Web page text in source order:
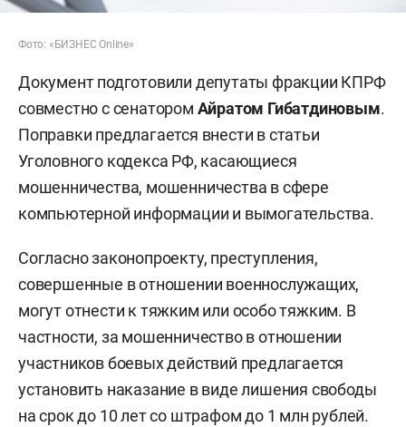
Фото: «БИЗНЕС Online»
Документ подготовили депутаты фракции КПРФ
совместно с сенатором Айратом Гибатдиновым.
Поправки предлагается внести в статьи
Уголовного кодекса РФ, касающиеся
мошенничества, мошенничества в сфере
компьютерной информации и вымогательства.
Согласно законопроекту, преступления,
совершенные в отношении военнослужащих,
могут отнести к тяжким или особо тяжким. В
частности, за мошенничество в отношении
участников боевых действий предлагается
установить наказание в виде лишения свободы
на срок до 10 лет со штрафом до 1 млн рублей.